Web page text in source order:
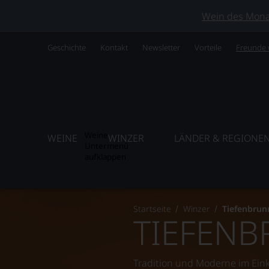
Wein des
Geschichte Kontakt Newsletter Vorteile Freunde
WEINE WINZER LÄNDER & REGIONEN
Startseite Winzer
Tradition und Moderne im